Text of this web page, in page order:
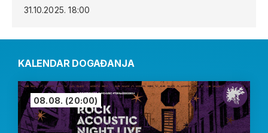
31.10.2025.18:00
KALENDAR DOGAĐANJA
08.08. (20:00)